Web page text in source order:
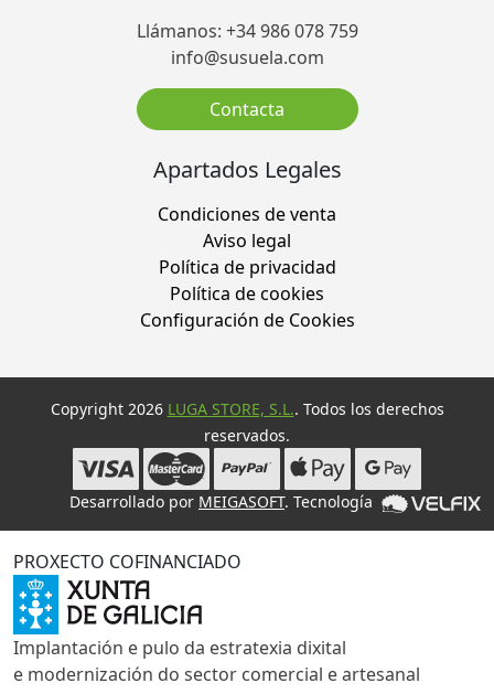
Llámanos: +34 986 078 759
info@susuela.com
Contacta
Apartados Legales
Condiciones de venta
Aviso legal
Política de privacidad
Política de cookies
Configuración de Cookies
Copyright 2026 LUGA STORE, S.L.. Todos los derechos
reservados.
Desarrollado por MEIGASOFT. Tecnología
PROXECTO COFINANCIADO
Implantación e pulo da estratexia dixital
e modernización do sector comercial e artesanal